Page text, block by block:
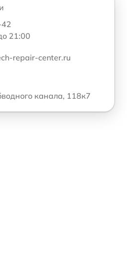
21:00
repair-center.ru
канала, 118к7